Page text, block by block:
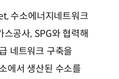
수소에너지네트워크
공사, SPG와 협력해
네트워크 구축을
에서 생산된 수소를